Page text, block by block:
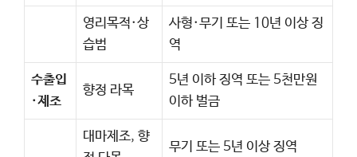
영리목적·상
습범
사형·무기 또는 10년 이상 징
역
수출입
·제조
향정 라목
5년 이하 징역 또는 5천만원
이하 벌금
대마제조, 향
무기 또는 5년 이상 징역